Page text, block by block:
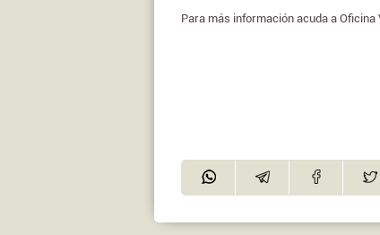
Para más información acuda a Oficina